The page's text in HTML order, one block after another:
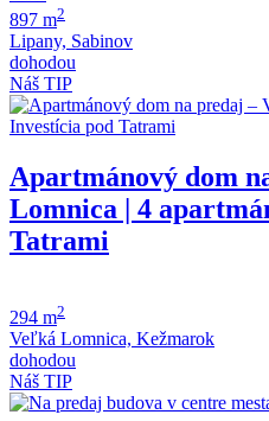
897 m2
Lipany, Sabinov
dohodou
Náš TIP
Apartmánový dom
Lomnica | 4
Tatrami
294 m2
Veľká Lomnica, Kežmarok
dohodou
Náš TIP